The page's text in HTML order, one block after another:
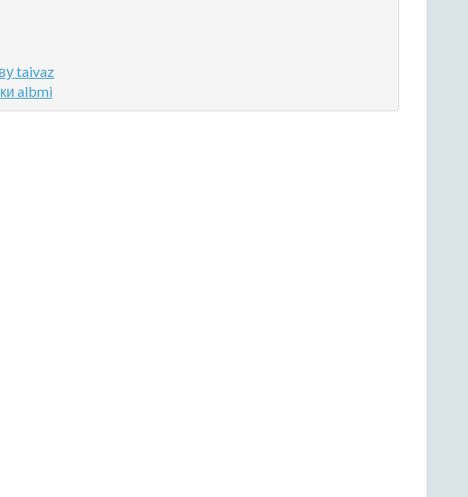
taivaz
albmi